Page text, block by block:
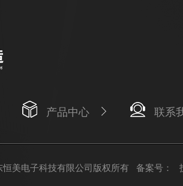
产品中心 联系
恒美电子科技有限公司版权所有 备案号：